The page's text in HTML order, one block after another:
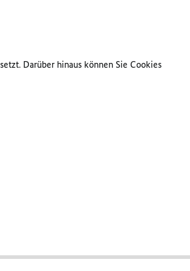
Darüber hinaus können Sie Cookies